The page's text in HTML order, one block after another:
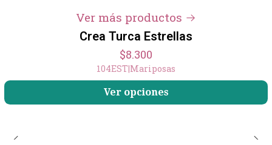
Ver más productos
Crea Turca Estrellas
$8.300
104EST|Mariposas
Ver opciones